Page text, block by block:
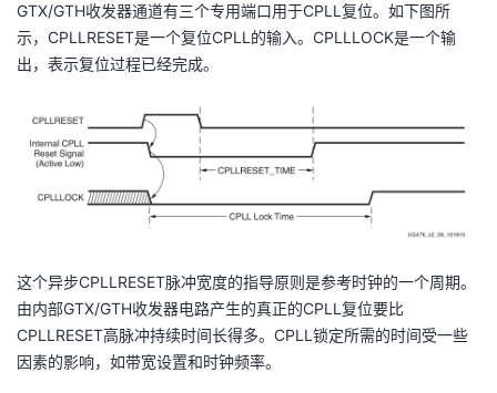
发
我
的
客
我
论
坛
的
圈
我
的
我
GTX/GTH收发器通道有三个专用端口用于CPLL复位。如下图所
示，CPLLRESET是一个复位CPLL的输入。CPLLLOCK是一个输
出，表示复位过程已经完成。
这个异步CPLLRESET脉冲宽度的指导原则是参考时钟的一个周期。
由内部GTX/GTH收发器电路产生的真正的CPLL复位要比
CPLLRESET高脉冲持续时间长得多。CPLL锁定所需的时间受一些
因素的影响，如带宽设置和时钟频率。